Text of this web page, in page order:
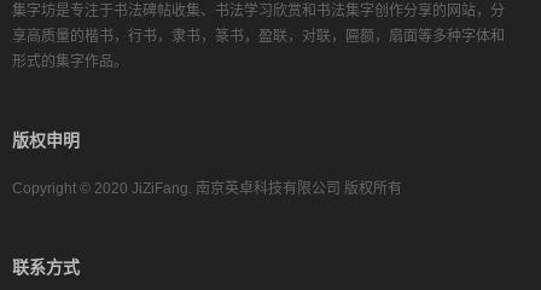
集字坊是专注于书法碑帖收集、书法学习欣赏和书法集字创作分享的网站，分
享高质量的楷书，行书，隶书，篆书，盈联，对联，匾额，扇面等多种字体和
形式的集字作品。
版权申明
Copyright © 2020 JiZiFang. 南京英卓科技有限公司 版权所有
联系方式